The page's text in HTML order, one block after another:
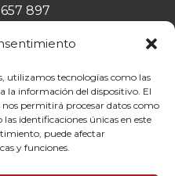
utilizamos tecnologías como las
la información del dispositivo. El
permitirá procesar datos como
identificaciones únicas en este
puede afectar
y funciones.
897
nosotros